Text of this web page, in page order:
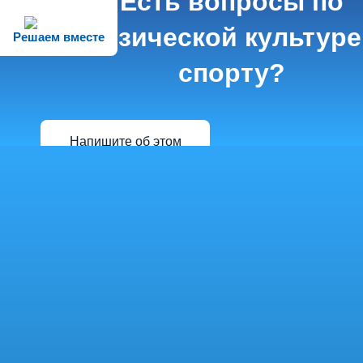
Решаем вместефизической
спорту?
Напишите об этом